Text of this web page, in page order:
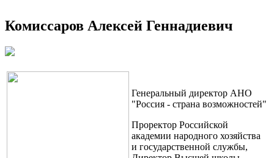
Комиссаров Алексей Геннадиевич
Генеральный директор АНО
"Россия - страна возможностей"
Проректор Российской
академии народного хозяйства
и государственной службы,